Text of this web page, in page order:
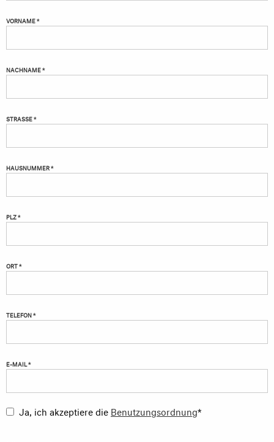
VORNAME *
NACHNAME *
STRASSE *
HAUSNUMMER *
PLZ *
ORT *
TELEFON *
E-MAIL *
Ja, ich akzeptiere die Benutzungsordnung*